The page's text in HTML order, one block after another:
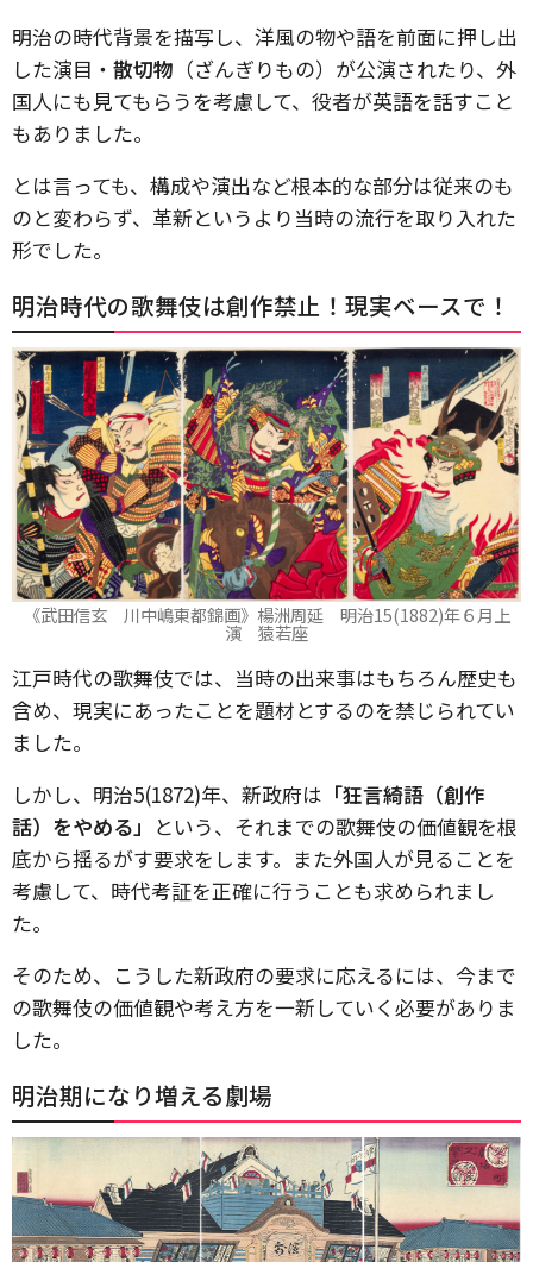
明治の時代背景を描写し、洋風の物や語を前面に押し出
した演目・ 散切物 （ざんぎりもの）が公演されたり、外
国人にも見てもらうを考慮して、役者が英語を話すこと
もありました。
とは言っても、構成や演出など根本的な部分は従来のも
のと変わらず、革新というより当時の流行を取り入れた
形でした。
明治時代の歌舞伎は創作禁止！現実ベースで！
《武田信玄 川中嶋東都錦画》楊洲周延 明治15(1882)年６月上
演 猿若座
江戸時代の歌舞伎では、当時の出来事はもちろん歴史も
含め、現実にあったことを題材とするのを禁じられてい
ました。
しかし、明治5(1872)年、新政府は 「狂言綺語（創作
話）をやめる」 という、それまでの歌舞伎の価値観を根
底から揺るがす要求をします。また外国人が見ることを
考慮して、時代考証を正確に行うことも求められまし
た。
そのため、こうした新政府の要求に応えるには、今まで
の歌舞伎の価値観や考え方を一新していく必要がありま
した。
明治期になり増える劇場